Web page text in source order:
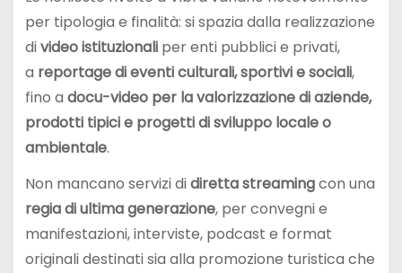
per tipologia e finalità: si spazia dalla realizzazione
divideo istituzionaliper enti pubblici e privati,
a reportage di eventi culturali, sportivi e sociali,
fino a docu-video per la valorizzazione di aziende,
prodotti tipici e progetti di sviluppo locale o
ambientale.
Non mancano servizi didiretta streamingcon una
regia di ultima generazione, per convegni e
manifestazioni, interviste, podcast e format
originali destinati sia alla promozione turistica che